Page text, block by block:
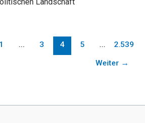
1 … 3 4 5 … 2.539
Weiter →